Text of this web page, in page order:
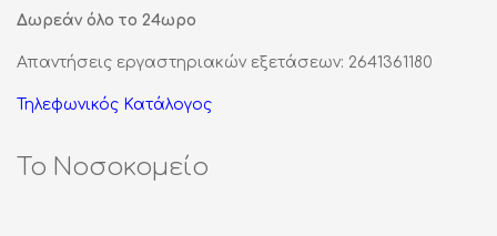
Δωρεάν όλο το 24ωρο
Απαντήσεις εργαστηριακών εξετάσεων: 2641361180
Τηλεφωνικός Κατάλογος
Το Νοσοκομείο